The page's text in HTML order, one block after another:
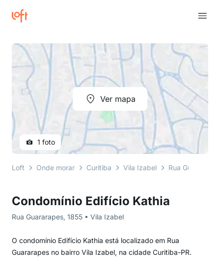
Condomínio Edifício Kathia
Rua Guararapes, 1855 • Vila Izabel
O condomínio Edifício Kathia está localizado em Rua
Guararapes no bairro Vila Izabel, na cidade Curitiba-PR.
Ver mapa
1 foto
Loft Onde morar Curitiba Vila Izabel Rua Guararapes